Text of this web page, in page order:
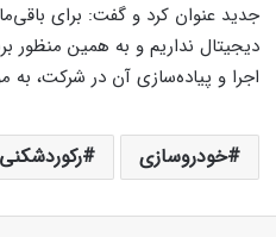
جدید عنوان کرد و گفت: برای
دیجیتال نداریم و به همین منظور
اجرا و پیاده‌سازی آن در شرکت،
خودروسازی رکوردشکنی